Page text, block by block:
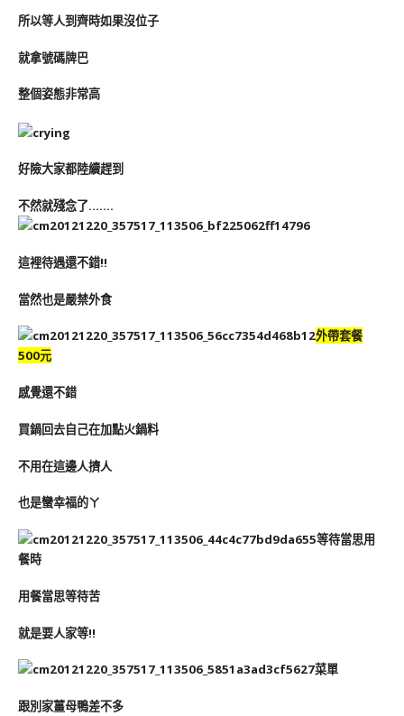
所以等人到齊時如果沒位子
就拿號碼牌巴
整個姿態非常高
好險大家都陸續趕到
不然就殘念了…….
這裡待遇還不錯!!
當然也是嚴禁外食
外帶套餐
500元
感覺還不錯
買鍋回去自己在加點火鍋料
不用在這邊人擠人
也是蠻幸福的ㄚ
等待當思用
餐時
用餐當思等待苦
就是要人家等!!
菜單
跟別家薑母鴨差不多